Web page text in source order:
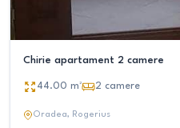
Chirie apartament 2 camere
44.00 m² 2 camere
Oradea, Rogerius